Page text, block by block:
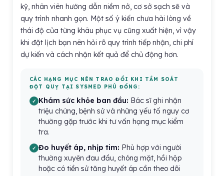
kỹ, nhân viên hướng dẫn niềm nở, cơ sở sạch sẽ và
quy trình nhanh gọn. Một số ý kiến chưa hài lòng về
thái độ của từng khâu phục vụ cũng xuất hiện, vì vậy
khi đặt lịch bạn nên hỏi rõ quy trình tiếp nhận, chi phí
dự kiến và cách nhận kết quả để chủ động hơn.
CÁC HẠNG MỤC NÊN TRAO ĐỔI KHI TẦM SOÁT
ĐỘT QUỴ TẠI SYSMED PHÙ ĐỔNG:
Khám sức khỏe ban đầu: Bác sĩ ghi nhận
triệu chứng, bệnh sử và những yếu tố nguy cơ
thường gặp trước khi tư vấn hạng mục kiểm
tra.
Đo huyết áp, nhịp tim: Phù hợp với người
thường xuyên đau đầu, chóng mặt, hồi hộp
hoặc có tiền sử tăng huyết áp cần theo dõi